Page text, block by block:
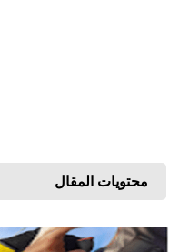
محتويات المقال